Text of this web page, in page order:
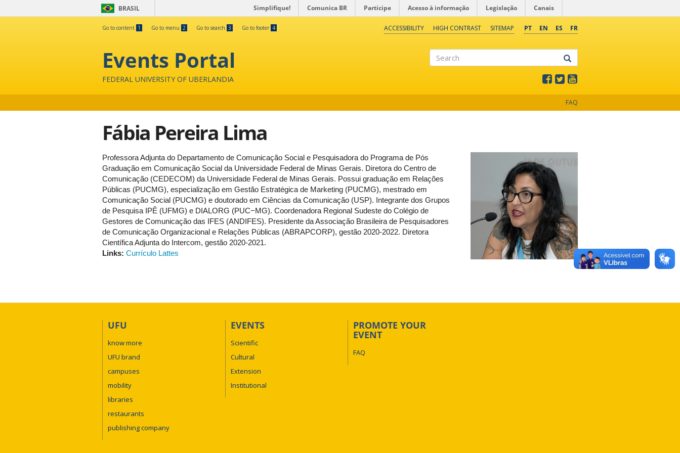
BRASIL Simplifique! Comunica BR Participe Acesso à informação Legislação Canais
Go to content 1 Go to menu 2 Go to search 3 Go to footer 4 PT EN ES FR
ACCESSIBILITY HIGH CONTRAST SITEMAP
Events Portal
FEDERAL UNIVERSITY OF UBERLANDIA
FAQ
Fábia Pereira Lima
Professora Adjunta do Departamento de Comunicação Social e Pesquisadora do Programa de Pós
Graduação em Comunicação Social da Universidade Federal de Minas Gerais. Diretora do Centro de
Comunicação (CEDECOM) da Universidade Federal de Minas Gerais. Possui graduação em Relações
Públicas (PUCMG), especialização em Gestão Estratégica de Marketing (PUCMG), mestrado em
Comunicação Social (PUCMG) e doutorado em Ciências da Comunicação (USP). Integrante dos Grupos
de Pesquisa IPÊ (UFMG) e DIALORG (PUC−MG). Coordenadora Regional Sudeste do Colégio de
Gestores de Comunicação das IFES (ANDIFES). Presidente da Associação Brasileira de Pesquisadores
de Comunicação Organizacional e Relações Públicas (ABRAPCORP), gestão 2020-2022. Diretora
Científica Adjunta do Intercom, gestão 2020-2021.
Links: Currículo Lattes
UFU
know more
UFU brand
campuses
mobility
libraries
restaurants
publishing company
EVENTS
Scientific
Cultural
Extension
Institutional
PROMOTE YOUR
EVENT
FAQ